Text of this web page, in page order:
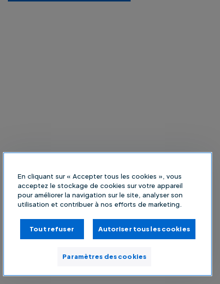
En cliquant sur « Accepter tous les cookies », vous
acceptez le stockage de cookies sur votre appareil
pour améliorer la navigation sur le site, analyser son
utilisation et contribuer à nos efforts de marketing.
Tout refuser Autoriser tous les cookies
Paramètres des cookies